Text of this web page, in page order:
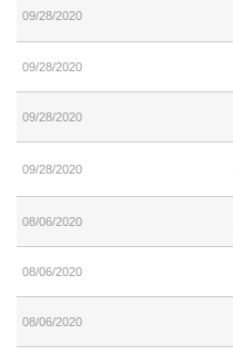
09/28/2020
09/28/2020
09/28/2020
09/28/2020
08/06/2020
08/06/2020
08/06/2020